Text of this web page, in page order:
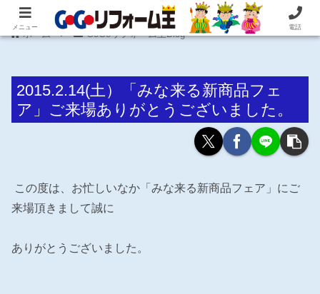
住まいの困ったを即解決！住宅リフォーム専門 株式会社 笠井産業
ホーム GoGoリフォーム王Blog
2015.2.14(土）「みな来る新商品フェ
ア」ご来場ありがとうございました。
この度は、お忙しいなか「みな来る新商品フェア」にご
来場頂きまして誠に
ありがとうございました。
メニュー 電話